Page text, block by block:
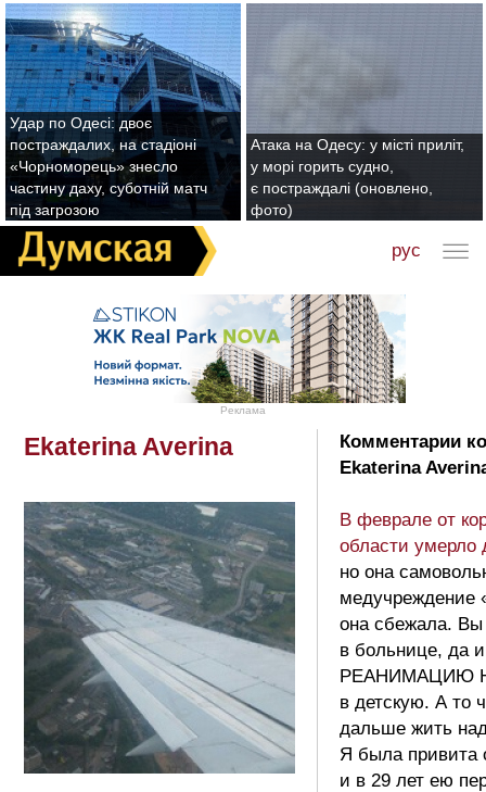
Удар по Одесі: двоє
постраждалих, на стадіоні
«Чорноморець» знесло
частину даху, суботній матч
під загрозою
Атака на Одесу: у місті приліт,
у морі горить судно,
є постраждалі (оновлено,
фото)
рус
Реклама
Ekaterina Averina
Комментарии
Ekaterina
В феврале от
области умерло
но она
медучреждение
она сбежала. Вы
в больнице, да
РЕАНИМАЦИЮ
в детскую. А то
дальше жить
Я была привита
и в 29 лет ею